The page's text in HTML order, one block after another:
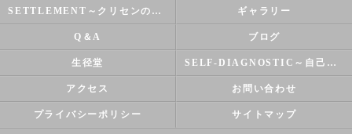
SETTLEMENT～クリセンのズバリ解決シリーズ～ ギャラリー
Q＆A ブログ
生径堂 SELF-DIAGNOSTIC～自己診断～
アクセス お問い合わせ
プライバシーポリシー サイトマップ